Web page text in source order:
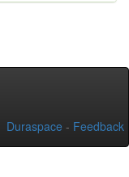
Duraspace - Feedback